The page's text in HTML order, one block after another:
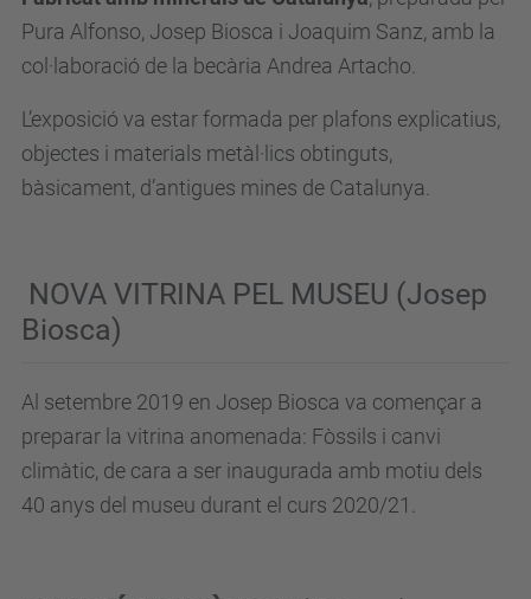
Pura Alfonso, Josep Biosca i Joaquim Sanz, amb la
col·laboració de la becària Andrea Artacho.
L’exposició va estar formada per plafons explicatius,
objectes i materials metàl·lics obtinguts,
bàsicament, d’antigues mines de Catalunya.
NOVA VITRINA PEL MUSEU (Josep
Biosca)
Al setembre 2019 en Josep Biosca va començar a
preparar la vitrina anomenada: Fòssils i canvi
climàtic, de cara a ser inaugurada amb motiu dels
40 anys del museu durant el curs 2020/21.